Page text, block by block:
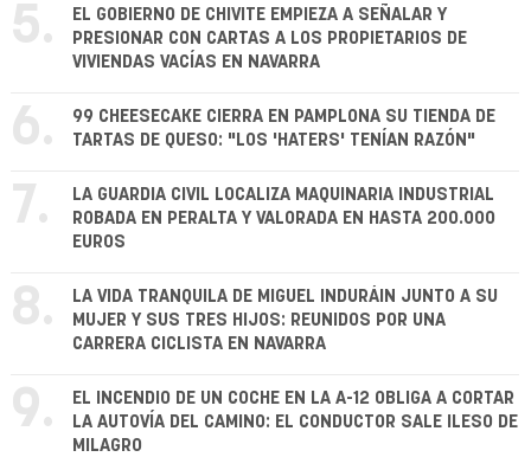
5.
EL GOBIERNO DE CHIVITE EMPIEZA A SEÑALAR Y
PRESIONAR CON CARTAS A LOS PROPIETARIOS DE
VIVIENDAS VACÍAS EN NAVARRA
6.
99 CHEESECAKE CIERRA EN PAMPLONA SU TIENDA DE
TARTAS DE QUESO: "LOS 'HATERS' TENÍAN RAZÓN"
7.
LA GUARDIA CIVIL LOCALIZA MAQUINARIA INDUSTRIAL
ROBADA EN PERALTA Y VALORADA EN HASTA 200.000
EUROS
8.
LA VIDA TRANQUILA DE MIGUEL INDURÁIN JUNTO A SU
MUJER Y SUS TRES HIJOS: REUNIDOS POR UNA
CARRERA CICLISTA EN NAVARRA
9.
EL INCENDIO DE UN COCHE EN LA A-12 OBLIGA A CORTAR
LA AUTOVÍA DEL CAMINO: EL CONDUCTOR SALE ILESO DE
MILAGRO